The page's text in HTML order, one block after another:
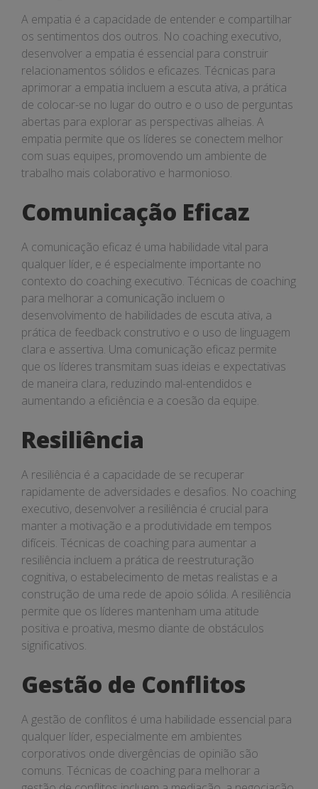
A empatia é a capacidade de entender e compartilhar
os sentimentos dos outros. No coaching executivo,
desenvolver a empatia é essencial para construir
relacionamentos sólidos e eficazes. Técnicas para
aprimorar a empatia incluem a escuta ativa, a prática
de colocar-se no lugar do outro e o uso de perguntas
abertas para explorar as perspectivas alheias. A
empatia permite que os líderes se conectem melhor
com suas equipes, promovendo um ambiente de
trabalho mais colaborativo e harmonioso.
Comunicação Eficaz
A comunicação eficaz é uma habilidade vital para
qualquer líder, e é especialmente importante no
contexto do coaching executivo. Técnicas de coaching
para melhorar a comunicação incluem o
desenvolvimento de habilidades de escuta ativa, a
prática de feedback construtivo e o uso de linguagem
clara e assertiva. Uma comunicação eficaz permite
que os líderes transmitam suas ideias e expectativas
de maneira clara, reduzindo mal-entendidos e
aumentando a eficiência e a coesão da equipe.
Resiliência
A resiliência é a capacidade de se recuperar
rapidamente de adversidades e desafios. No coaching
executivo, desenvolver a resiliência é crucial para
manter a motivação e a produtividade em tempos
difíceis. Técnicas de coaching para aumentar a
resiliência incluem a prática de reestruturação
cognitiva, o estabelecimento de metas realistas e a
construção de uma rede de apoio sólida. A resiliência
permite que os líderes mantenham uma atitude
positiva e proativa, mesmo diante de obstáculos
significativos.
Gestão de Conflitos
A gestão de conflitos é uma habilidade essencial para
qualquer líder, especialmente em ambientes
corporativos onde divergências de opinião são
comuns. Técnicas de coaching para melhorar a